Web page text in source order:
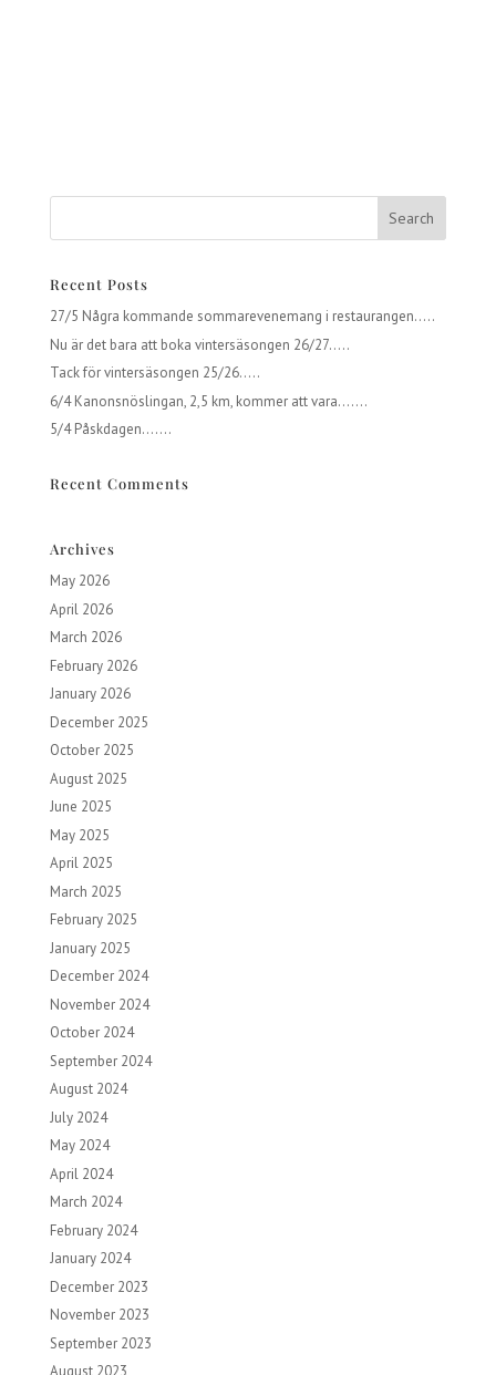
Recent Posts
27/5 Några kommande sommarevenemang i restaurangen…..
Nu är det bara att boka vintersäsongen 26/27…..
Tack för vintersäsongen 25/26…..
6/4 Kanonsnöslingan, 2,5 km, kommer att vara…….
5/4 Påskdagen…….
Recent Comments
Archives
May 2026
April 2026
March 2026
February 2026
January 2026
December 2025
October 2025
August 2025
June 2025
May 2025
April 2025
March 2025
February 2025
January 2025
December 2024
November 2024
October 2024
September 2024
August 2024
July 2024
May 2024
April 2024
March 2024
February 2024
January 2024
December 2023
November 2023
September 2023
August 2023